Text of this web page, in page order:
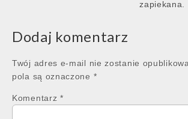
Dodaj komentarz
Twój adres e-mail nie zostanie
pola są oznaczone *
Komentarz *